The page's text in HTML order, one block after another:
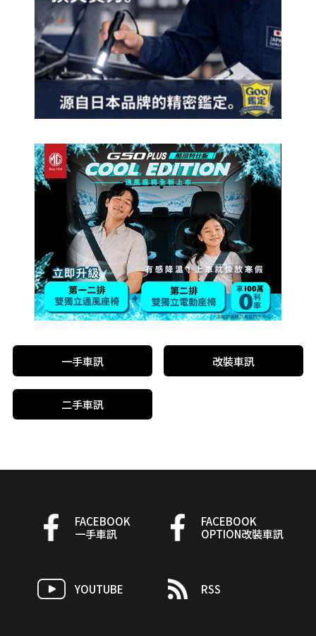
一手車訊 改裝車訊
二手車訊
FACEBOOK
一手車訊
FACEBOOK
OPTION改裝車訊
YOUTUBE RSS